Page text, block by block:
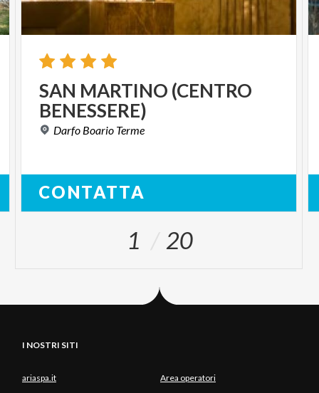
SAN MARTINO (CENTRO
BENESSERE)
Darfo Boario Terme
CONTATTA
1 20
I NOSTRI SITI
ariaspa.it Area operatori